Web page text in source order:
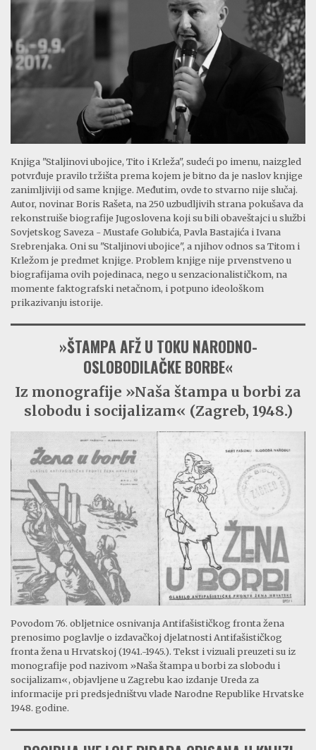
Knjiga "Staljinovi ubojice, Tito i Krleža", sudeći po imenu, naizgled
potvrđuje pravilo tržišta prema kojem je bitno da je naslov knjige
zanimljiviji od same knjige. Međutim, ovde to stvarno nije slučaj.
Autor, novinar Boris Rašeta, na 250 uzbudljivih strana pokušava da
rekonstruiše biografije Jugoslovena koji su bili obaveštajci u službi
Sovjetskog Saveza - Mustafe Golubića, Pavla Bastajića i Ivana
Srebrenjaka. Oni su "Staljinovi ubojice", a njihov odnos sa Titom i
Krležom je predmet knjige. Problem knjige nije prvenstveno u
biografijama ovih pojedinaca, nego u senzacionalističkom, na
momente faktografski netačnom, i potpuno ideološkom
prikazivanju istorije.
»ŠTAMPA AFŽ U TOKU NARODNO-
OSLOBODILAČKE BORBE«
Iz monografije »Naša štampa u borbi za
slobodu i socijalizam« (Zagreb, 1948.)
Povodom 76. obljetnice osnivanja Antifašističkog fronta žena
prenosimo poglavlje o izdavačkoj djelatnosti Antifašističkog
fronta žena u Hrvatskoj (1941.-1945.). Tekst i vizuali preuzeti su iz
monografije pod nazivom »Naša štampa u borbi za slobodu i
socijalizam«, objavljene u Zagrebu kao izdanje Ureda za
informacije pri predsjedništvu vlade Narodne Republike Hrvatske
1948. godine.